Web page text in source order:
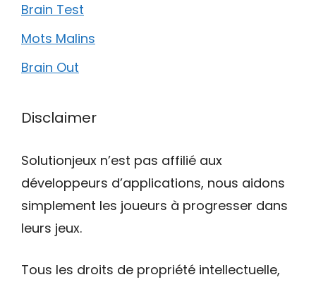
Brain Test
Mots Malins
Brain Out
Disclaimer
Solutionjeux n’est pas affilié aux
développeurs d’applications, nous aidons
simplement les joueurs à progresser dans
leurs jeux.
Tous les droits de propriété intellectuelle,